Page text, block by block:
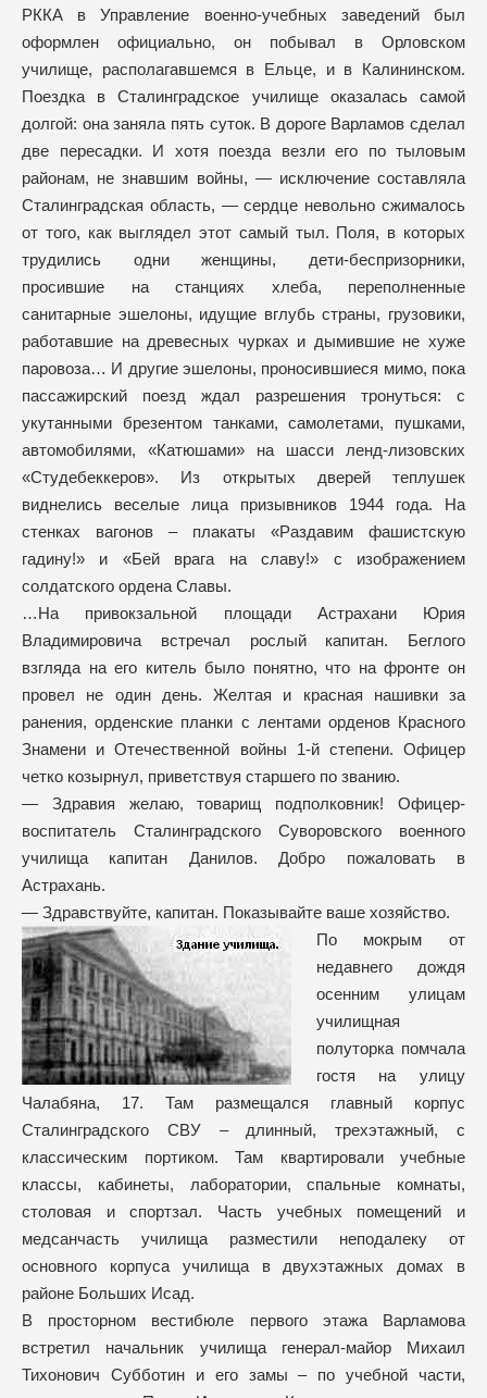
РККА в Управление военно-учебных заведений был
оформлен официально, он побывал в Орловском
училище, располагавшемся в Ельце, и в Калининском.
Поездка в Сталинградское училище оказалась самой
долгой: она заняла пять суток. В дороге Варламов сделал
две пересадки. И хотя поезда везли его по тыловым
районам, не знавшим войны, — исключение составляла
Сталинградская область, — сердце невольно сжималось
от того, как выглядел этот самый тыл. Поля, в которых
трудились одни женщины, дети-беспризорники,
просившие на станциях хлеба, переполненные
санитарные эшелоны, идущие вглубь страны, грузовики,
работавшие на древесных чурках и дымившие не хуже
паровоза… И другие эшелоны, проносившиеся мимо, пока
пассажирский поезд ждал разрешения тронуться: с
укутанными брезентом танками, самолетами, пушками,
автомобилями, «Катюшами» на шасси ленд-лизовских
«Студебеккеров». Из открытых дверей теплушек
виднелись веселые лица призывников 1944 года. На
стенках вагонов – плакаты «Раздавим фашистскую
гадину!» и «Бей врага на славу!» с изображением
солдатского ордена Славы.
…На привокзальной площади Астрахани Юрия
Владимировича встречал рослый капитан. Беглого
взгляда на его китель было понятно, что на фронте он
провел не один день. Желтая и красная нашивки за
ранения, орденские планки с лентами орденов Красного
Знамени и Отечественной войны 1-й степени. Офицер
четко козырнул, приветствуя старшего по званию.
— Здравия желаю, товарищ подполковник! Офицер-
воспитатель Сталинградского Суворовского военного
училища капитан Данилов. Добро пожаловать в
Астрахань.
— Здравствуйте, капитан. Показывайте ваше хозяйство.
По мокрым от
недавнего дождя
осенним улицам
училищная
полуторка помчала
гостя на улицу
Чалабяна, 17. Там размещался главный корпус
Сталинградского СВУ – длинный, трехэтажный, с
классическим портиком. Там квартировали учебные
классы, кабинеты, лаборатории, спальные комнаты,
столовая и спортзал. Часть учебных помещений и
медсанчасть училища разместили неподалеку от
основного корпуса училища в двухэтажных домах в
районе Больших Исад.
В просторном вестибюле первого этажа Варламова
встретил начальник училища генерал-майор Михаил
Тихонович Субботин и его замы – по учебной части,